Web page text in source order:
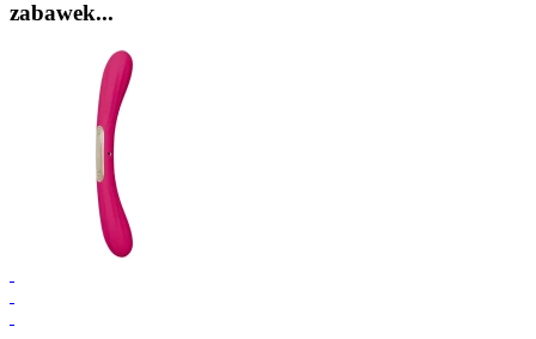
zabawek...